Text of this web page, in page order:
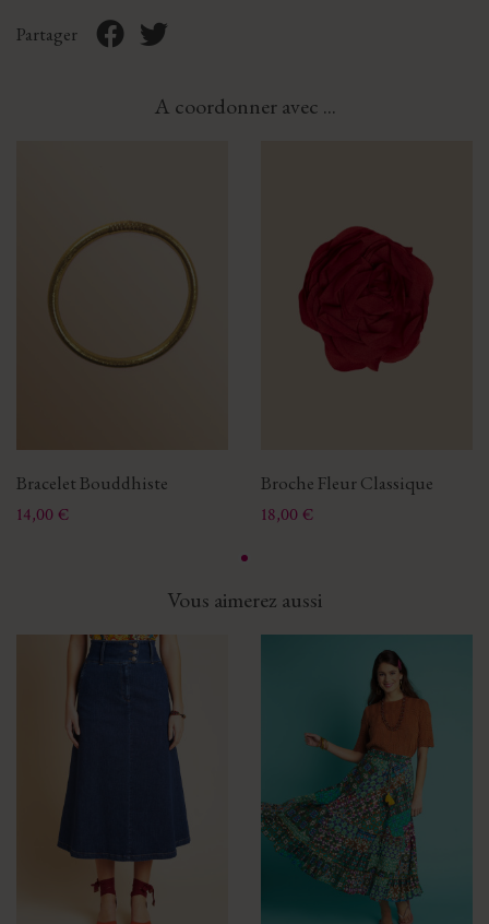
Partager
A coordonner avec ...
Bracelet Bouddhiste
Prix
14,00 €
Broche Fleur Classique
Prix
18,00 €
Vous aimerez aussi